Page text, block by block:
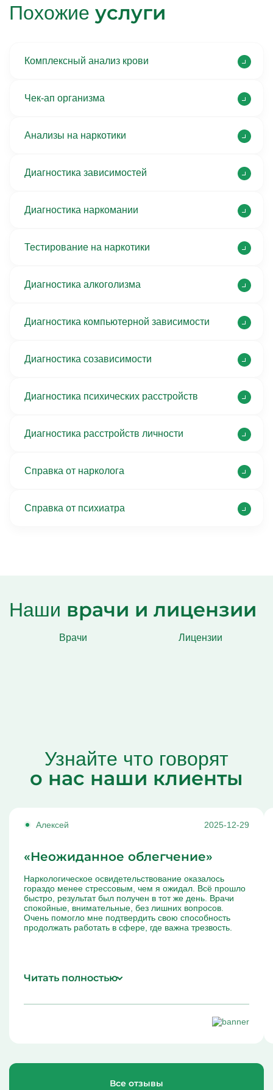
Похожие услуги
Комплексный анализ крови
Чек-ап организма
Анализы на наркотики
Диагностика зависимостей
Диагностика наркомании
Тестирование на наркотики
Диагностика алкоголизма
Диагностика компьютерной зависимости
Диагностика созависимости
Диагностика психических расстройств
Диагностика расстройств личности
Справка от нарколога
Справка от психиатра
Наши врачи и лицензии
Врачи Лицензии
Узнайте что говорят
о нас наши клиенты
Алексей 2025-12-29
«Неожиданное облегчение»
Наркологическое освидетельствование оказалось
гораздо менее стрессовым, чем я ожидал. Всё прошло
быстро, результат был получен в тот же день. Врачи
спокойные, внимательные, без лишних вопросов.
Очень помогло мне подтвердить свою способность
продолжать работать в сфере, где важна трезвость.
Читать полностью
Все отзывы